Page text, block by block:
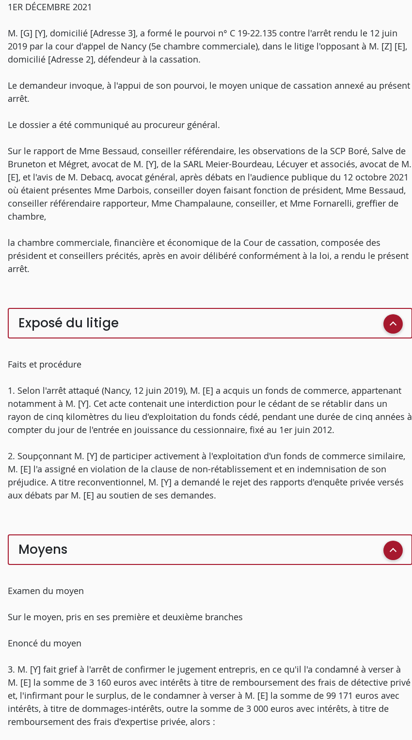
1ER DÉCEMBRE 2021
M. [G] [Y], domicilié [Adresse 3], a formé le pourvoi n° C 19-22.135 contre l'arrêt rendu le 12 juin
2019 par la cour d'appel de Nancy (5e chambre commerciale), dans le litige l'opposant à M. [Z] [E],
domicilié [Adresse 2], défendeur à la cassation.
Le demandeur invoque, à l'appui de son pourvoi, le moyen unique de cassation annexé au présent
arrêt.
Le dossier a été communiqué au procureur général.
Sur le rapport de Mme Bessaud, conseiller référendaire, les observations de la SCP Boré, Salve de
Bruneton et Mégret, avocat de M. [Y], de la SARL Meier-Bourdeau, Lécuyer et associés, avocat de M.
[E], et l'avis de M. Debacq, avocat général, après débats en l'audience publique du 12 octobre 2021
où étaient présentes Mme Darbois, conseiller doyen faisant fonction de président, Mme Bessaud,
conseiller référendaire rapporteur, Mme Champalaune, conseiller, et Mme Fornarelli, greffier de
chambre,
la chambre commerciale, financière et économique de la Cour de cassation, composée des
président et conseillers précités, après en avoir délibéré conformément à la loi, a rendu le présent
arrêt.
Exposé du litige
Faits et procédure
1. Selon l'arrêt attaqué (Nancy, 12 juin 2019), M. [E] a acquis un fonds de commerce, appartenant
notamment à M. [Y]. Cet acte contenait une interdiction pour le cédant de se rétablir dans un
rayon de cinq kilomètres du lieu d'exploitation du fonds cédé, pendant une durée de cinq années à
compter du jour de l'entrée en jouissance du cessionnaire, fixé au 1er juin 2012.
2. Soupçonnant M. [Y] de participer activement à l'exploitation d'un fonds de commerce similaire,
M. [E] l'a assigné en violation de la clause de non-rétablissement et en indemnisation de son
préjudice. A titre reconventionnel, M. [Y] a demandé le rejet des rapports d'enquête privée versés
aux débats par M. [E] au soutien de ses demandes.
Moyens
Examen du moyen
Sur le moyen, pris en ses première et deuxième branches
Enoncé du moyen
3. M. [Y] fait grief à l'arrêt de confirmer le jugement entrepris, en ce qu'il l'a condamné à verser à
M. [E] la somme de 3 160 euros avec intérêts à titre de remboursement des frais de détective privé
et, l'infirmant pour le surplus, de le condamner à verser à M. [E] la somme de 99 171 euros avec
intérêts, à titre de dommages-intérêts, outre la somme de 3 000 euros avec intérêts, à titre de
remboursement des frais d'expertise privée, alors :